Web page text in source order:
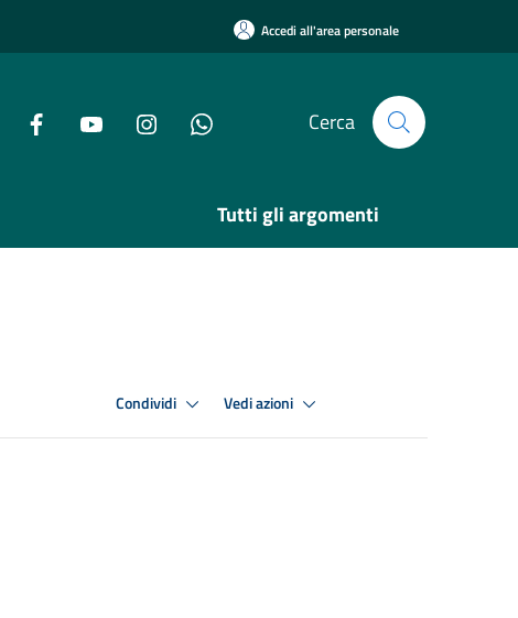
Accedi all'area personale
Cerca
Tutti gli argomenti
Condividi Vedi azioni